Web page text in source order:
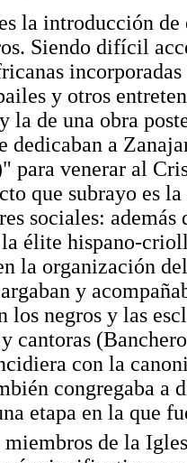
la introducción
Siendo difícil
y otros
la de una obra
dedicaban a
para venerar al
que subrayo es
sociales:
élite hispano-
la organización
y
los negros y las
y cantoras
con la
congregaba a
etapa en la que
de la